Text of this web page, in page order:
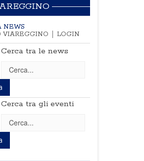
NEWS
VIAREGGINO
LOGIN
Cerca tra le news
Cerca tra gli eventi